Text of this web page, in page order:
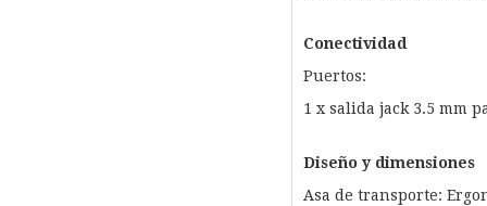
Conectividad
Puertos:
1 x salida jack 3.5 mm
Diseño y dimensiones
Asa de transporte: